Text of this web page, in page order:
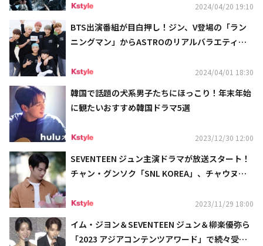
2024/04/20 19:10
BTS出演番組が目白押し！ジン、V登場の「ラン
ニングマン」からASTROのリアルバラエティま
2024/04/01 18:30
韓国で話題の犬系男子たちにほっこり！年末年始
に観たいおすすめ韓国ドラマ5選
2023/12/30 12:00
SEVENTEEN ジュン主演ドラマが放送スタート！
チャン・グンソク「SNL KOREA」、チャウヌ出
2023/11/29 18:00
イム・ジヨン＆SEVENTEEN ジュン＆柳楽優弥ら
「2023 アジアコンテンツアワード」で続々受